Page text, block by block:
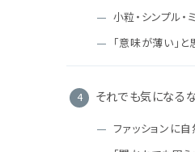
小粒・シンプル・
「意味が薄い」
それでも気になる
ファッションに